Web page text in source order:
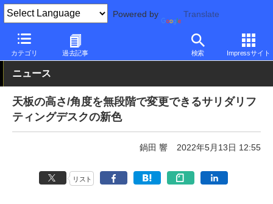
Powered by Translate
カテゴリ 過去記事 検索 Impressサイト
PC Watch 半導体/周辺機器
ニュース
天板の高さ/角度を無段階で変更できるサリダリフ
ティングデスクの新色
鍋田 響 2022年5月13日 12:55
リスト